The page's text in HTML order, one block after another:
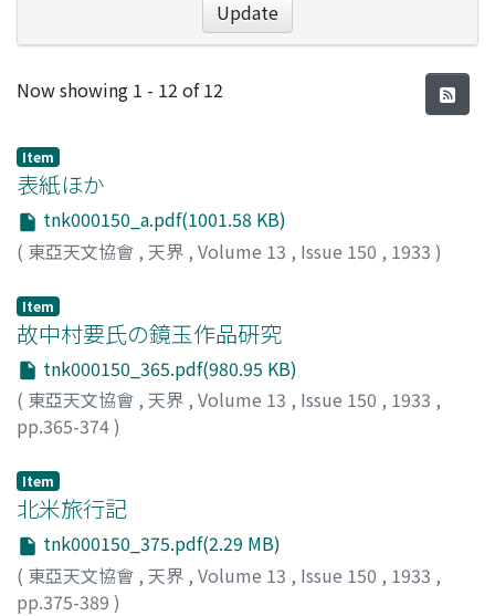
Update
Recent Submissions
Now showing 1 - 12 of 12
Item
表紙ほか
tnk000150_a.pdf(1001.58 KB)
( 東亞天文協會 , 天界 , Volume 13 , Issue 150 , 1933 )
Item
故中村要氏の鏡玉作品硏究
tnk000150_365.pdf(980.95 KB)
( 東亞天文協會 , 天界 , Volume 13 , Issue 150 , 1933 ,
pp.365-374)
Item
北米旅行記
tnk000150_375.pdf(2.29 MB)
( 東亞天文協會 , 天界 , Volume 13 , Issue 150 , 1933 ,
pp.375-389 )